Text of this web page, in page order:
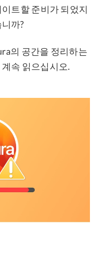
트할 준비가 되었지
까?
의 공간을 정리하는
속 읽으십시오.